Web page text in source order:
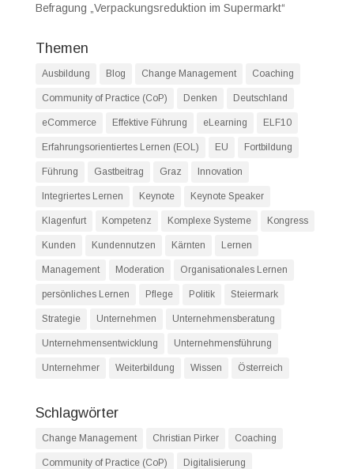
Befragung „Verpackungsreduktion im Supermarkt“
Themen
Ausbildung Blog Change Management Coaching
Community of Practice (CoP) Denken Deutschland
eCommerce Effektive Führung eLearning ELF10
Erfahrungsorientiertes Lernen (EOL) EU Fortbildung
Führung Gastbeitrag Graz Innovation
Integriertes Lernen Keynote Keynote Speaker
Klagenfurt Kompetenz Komplexe Systeme Kongress
Kunden Kundennutzen Kärnten Lernen
Management Moderation Organisationales Lernen
persönliches Lernen Pflege Politik Steiermark
Strategie Unternehmen Unternehmensberatung
Unternehmensentwicklung Unternehmensführung
Unternehmer Weiterbildung Wissen Österreich
Schlagwörter
Change Management Christian Pirker Coaching
Community of Practice (CoP) Digitalisierung